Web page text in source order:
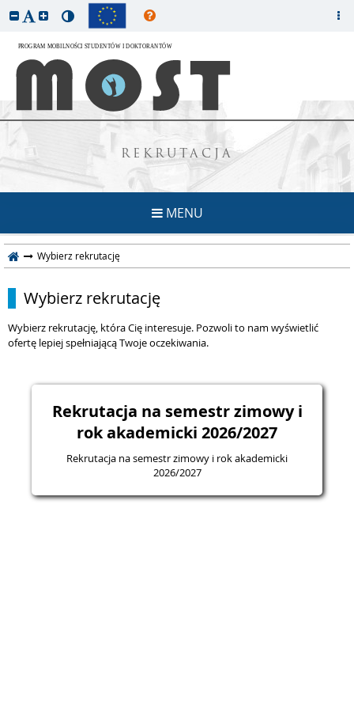
REKRUTACJA
MENU
Wybierz rekrutację
Wybierz rekrutację
Wybierz rekrutację, która Cię interesuje. Pozwoli to nam wyświetlić
ofertę lepiej spełniającą Twoje oczekiwania.
Rekrutacja na semestr zimowy i
rok akademicki 2026/2027
Rekrutacja na semestr zimowy i rok akademicki
2026/2027